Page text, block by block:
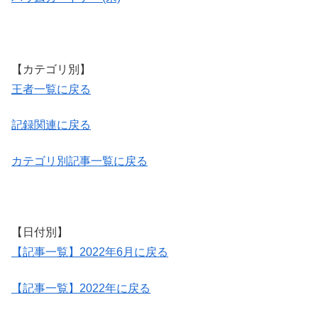
【カテゴリ別】
王者一覧に戻る
記録関連に戻る
カテゴリ別記事一覧に戻る
【日付別】
【記事一覧】2022年6月に戻る
【記事一覧】2022年に戻る